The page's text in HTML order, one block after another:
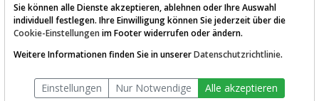
AKTIEN-TERMINAL
Die Aktienanalyse-Plattform von
TraderFox
Sie können alle Dienste akzeptieren, ablehnen oder Ihre Auswahl
individuell festlegen. Ihre Einwilligung können Sie jederzeit über die
Cookie-Einstellungen im Footer widerrufen oder ändern.
Weitere Informationen finden Sie in unsererDatenschutzrichtlinie.
Einstellungen Nur Notwendige Alle akzeptieren